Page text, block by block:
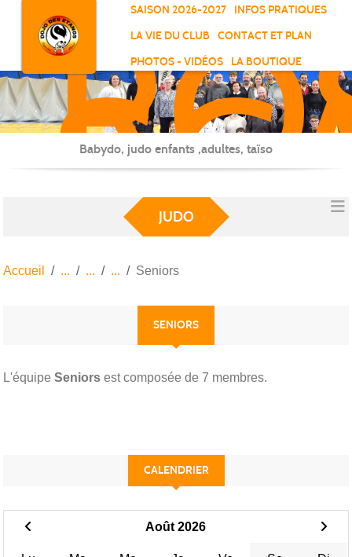
SAISON 2026-2027
INFOS PRATIQUES
LA VIE DU CLUB
CONTACT ET PLAN
PHOTOS - VIDÉOS
LA BOUTIQUE
-
-
Babydo, judo enfants ,adultes, taïso
JUDO
Accueil Seniors
SENIORS
L'équipe Seniors est composée de 7 membres.
CALENDRIER
Août 2026
Panneau de gestion des cookies